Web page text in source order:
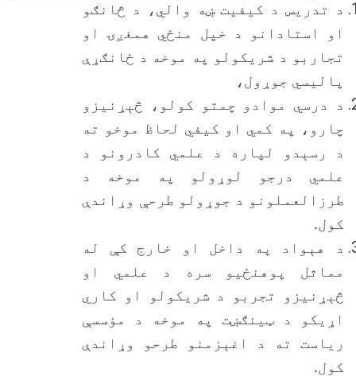
د تدریس د کیفیت ښه والي، د څانګو
او استادانو د خپل منځي همغږۍ او
تجاربو د شریکولو په موخه د ځانګړې
پالیسي جوړول،
د درسي موادو چمتو کولو، څېړنیزو
چارو، په کمي او کیفي لحاظ موخو ته
د رسېدو لپاره د علمي کادرونو د
علمي درجو لوړولو په موخه د
طرزالعملونو د جوړولو طرحې وړاندې
کول.
د هېواد په داخل او خارج کې له
مماثل پوهنځیو سره د علمي او
څېړنیزو تجربو د شریکولو او کاري
اړیکو د ټینګښت په موخه د مؤسسې
ریاست ته د اغېزمنو طرحو وړاندې
کول.